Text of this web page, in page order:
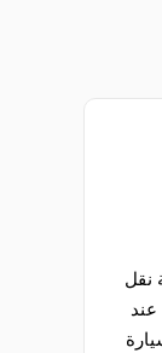
نقل